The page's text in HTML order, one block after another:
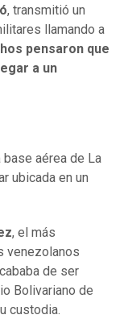
, transmitió un
llamando a
pensaron que
a un
aérea de La
ubicada en un
, el más
venezolanos
de ser
Bolivariano de
custodia.